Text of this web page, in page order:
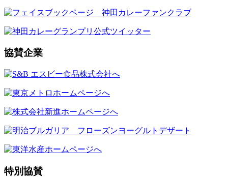
協賛企業
特別協賛